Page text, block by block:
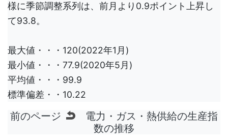
様に季節調整系列は、前月より0.9ポイント上昇し
て93.8。
最大値・・・120(2022年1月)
最小値・・・77.9(2020年5月)
平均値・・・99.9
標準偏差・・10.22
前のページ
電力・ガス・熱供給の生産指
数の推移